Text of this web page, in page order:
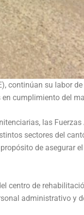
continúan su labor
cumplimiento del
las
sectores del
de asegurar
centro de
administrativo y